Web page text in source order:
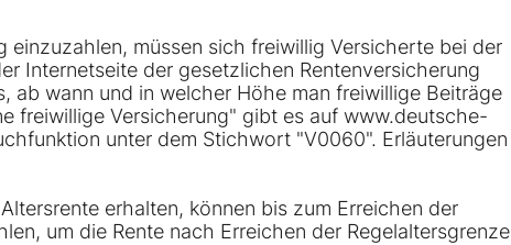
müssen sich freiwillig Versicherte bei der
Internetseite der gesetzlichen Rentenversicherung
ab wann und in welcher Höhe man freiwillige Beiträge
freiwillige Versicherung" gibt es auf www.deutsche-
unter dem Stichwort "V0060". Erläuterungen
erhalten, können bis zum Erreichen der
um die Rente nach Erreichen der Regelaltersgrenze